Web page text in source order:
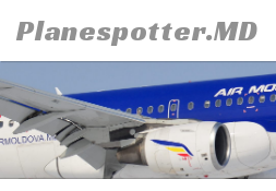
to
content
Planespotter.MD